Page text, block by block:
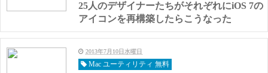
25人のデザイナーたちがそれぞれにiOS 7の
アイコンを再構築したらこうなった
2013年7月10日水曜日
Mac ユーティリティ 無料